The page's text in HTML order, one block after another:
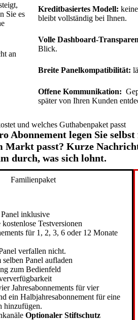
Sie es
an
Kreditbasiertes Modell:
bleibt vollständig bei Ihnen.
Volle Dashboard-
Blick.
Breite Panelkompatibilität:
Offene Kommunikation:
später von Ihren Kunden
und welches Guthabenpaket passt
legen Sie
Markt passt? Kurze
durch, was sich lohnt.
Familienpaket
inklusive
Testversionen
für 1, 2, 3, 6 oder 12 Monate
verfallen nicht.
Panel aufladen
zum Bedienfeld
Jahresabonnements für vier
ein Halbjahresabonnement für eine
hinzufügen.
Optionaler Stiftschutz